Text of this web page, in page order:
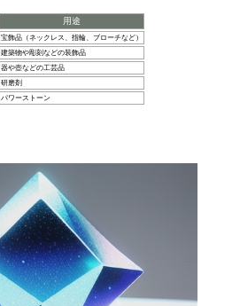
用途
宝飾品（ネックレス、指輪、ブローチなど）
建築物や彫刻などの装飾品
器や壺などの工芸品
研磨剤
パワーストーン